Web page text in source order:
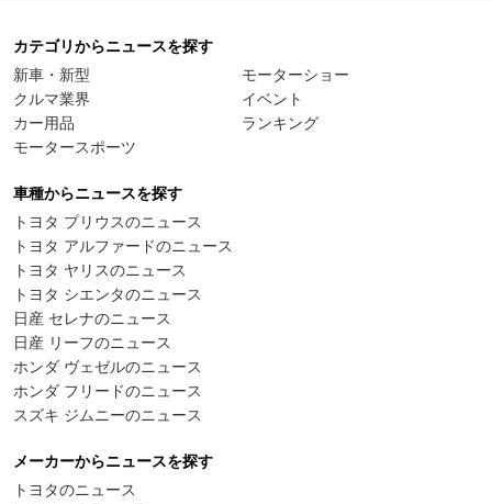
カテゴリからニュースを探す
新車・新型
クルマ業界
カー用品
モータースポーツ
モーターショー
イベント
ランキング
車種からニュースを探す
トヨタ プリウスのニュース
トヨタ アルファードのニュース
トヨタ ヤリスのニュース
トヨタ シエンタのニュース
日産 セレナのニュース
日産 リーフのニュース
ホンダ ヴェゼルのニュース
ホンダ フリードのニュース
スズキ ジムニーのニュース
メーカーからニュースを探す
トヨタのニュース